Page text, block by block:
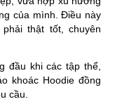
của mình. Điều này
thật tốt, chuyên
đầu khi các tập thể,
khoác Hoodie đồng
cầu.